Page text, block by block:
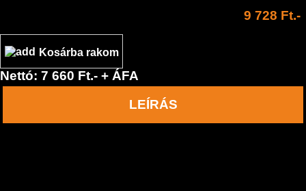
9 728 Ft.-
Kosárba rakom
Nettó: 7 660 Ft.- + ÁFA
LEÍRÁS